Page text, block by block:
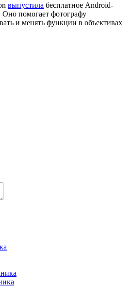
выпустила бесплатное Android-
помогает фотографу
и менять функции в объективах